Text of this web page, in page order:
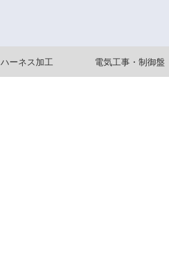
ハーネス加工 電気工事・制御盤